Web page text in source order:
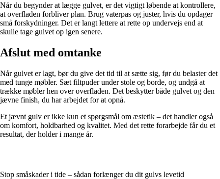
Når du begynder at lægge gulvet, er det vigtigt løbende at kontrollere,
at overfladen forbliver plan. Brug vaterpas og juster, hvis du opdager
små forskydninger. Det er langt lettere at rette op undervejs end at
skulle tage gulvet op igen senere.
Afslut med omtanke
Når gulvet er lagt, bør du give det tid til at sætte sig, før du belaster det
med tunge møbler. Sæt filtpuder under stole og borde, og undgå at
trække møbler hen over overfladen. Det beskytter både gulvet og den
jævne finish, du har arbejdet for at opnå.
Et jævnt gulv er ikke kun et spørgsmål om æstetik – det handler også
om komfort, holdbarhed og kvalitet. Med det rette forarbejde får du et
resultat, der holder i mange år.
Stop småskader i tide – sådan forlænger du dit gulvs levetid